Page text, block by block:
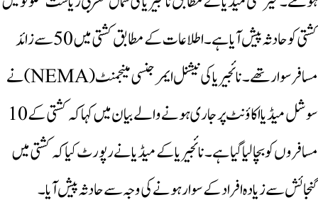
کشتی کو حادثہ پیش آیا ہے۔ اطلاعات کے مطابق کشتی میں 50 سے زائد
مسافر سوار تھے۔ نائجیریا کی نیشنل ایمرجنسی مینجمنٹ (NEMA) نے
سوشل میڈیا اکاؤنٹ پر جاری ہونے والے بیان میں کہا کہ کشتی کے 10
مسافروں کو بچالیا گیا ہے۔ نائجیریا کے میڈیا نے رپورٹ کیا کہ کشتی میں
گنجائش سے زیادہ افراد کے سوار ہونے کی وجہ سے حادثہ پیش آیا۔